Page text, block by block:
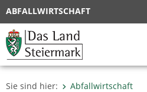
ABFALLWIRTSCHAFT
Sie sind hier:
Abfallwirtschaft